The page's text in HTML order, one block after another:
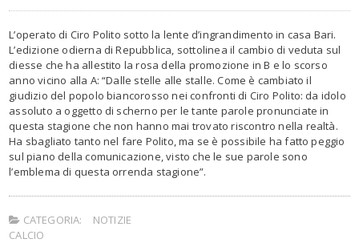
L’operato di Ciro Polito sotto la lente d’ingrandimento in casa Bari.
L’edizione odierna di Repubblica, sottolinea il cambio di veduta sul
diesse che ha allestito la rosa della promozione in B e lo scorso
anno vicino alla A: “Dalle stelle alle stalle. Come è cambiato il
giudizio del popolo biancorosso nei confronti di Ciro Polito: da idolo
assoluto a oggetto di scherno per le tante parole pronunciate in
questa stagione che non hanno mai trovato riscontro nella realtà.
Ha sbagliato tanto nel fare Polito, ma se è possibile ha fatto peggio
sul piano della comunicazione, visto che le sue parole sono
l’emblema di questa orrenda stagione”.
CATEGORIA:
NOTIZIE
CALCIO